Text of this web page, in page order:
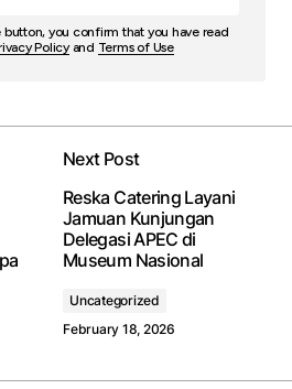
button, you confirm that you have read
Policyand Terms of Use
Next Post
Reska Catering Layani
Jamuan Kunjungan
Delegasi APEC di
Museum Nasional
Uncategorized
February 18, 2026